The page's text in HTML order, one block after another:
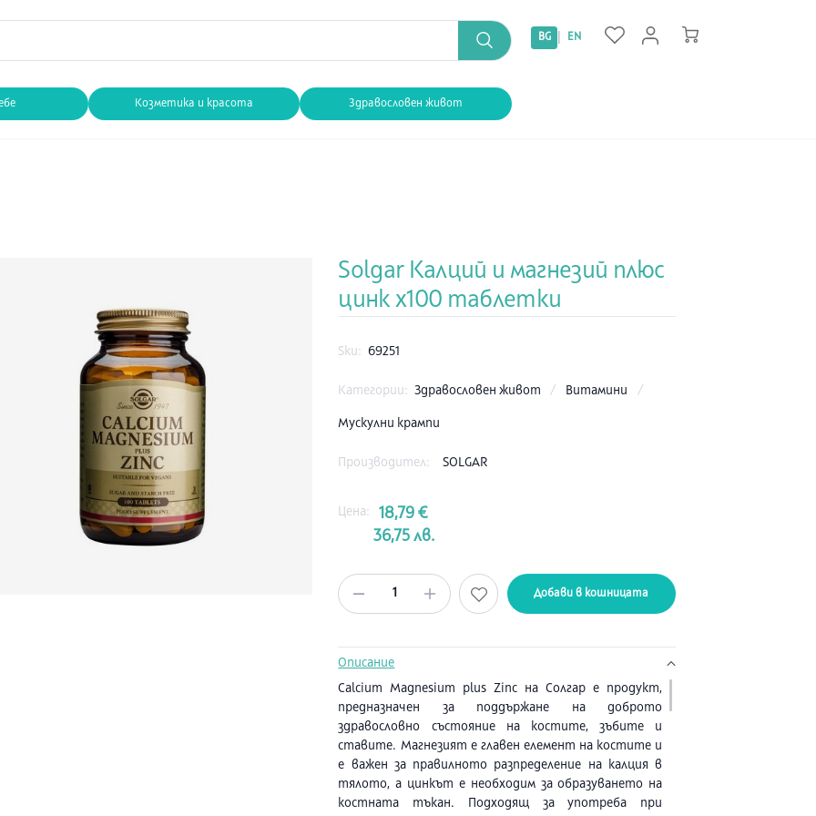
Козметика и красота Здравословен живот
BG EN
Solgar Калций и магнезий плюс
цинк х100 таблетки
Sku: 69251
Категории: Здравословен живот / Витамини /
Мускулни крампи
Производител: SOLGAR
Цена:
18,79 €
36,75 лв.
1 Добави в кошницата
Описание
Calcium Magnesium plus Zinc на Солгар е продукт,
предназначен за поддържане на доброто
здравословно състояние на костите, зъбите и
ставите. Магнезият е главен елемент на костите и
е важен за правилното разпределение на калция в
тялото, а цинкът е необходим за образуването на
костната тъкан. Подходящ за употреба при